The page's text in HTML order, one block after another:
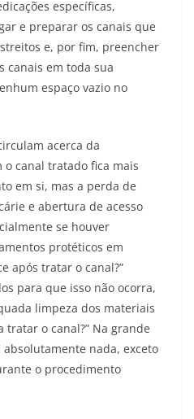
específicas,
e preparar os canais que
e, por fim, preencher
canais em toda sua
espaço vazio no
acerca da
o canal tratado fica mais
em si, mas a perda de
e abertura de acesso
se houver
protéticos em
após tratar o canal?”
para que isso não ocorra,
limpeza dos materiais
tratar o canal?” Na grande
nada, exceto
o procedimento